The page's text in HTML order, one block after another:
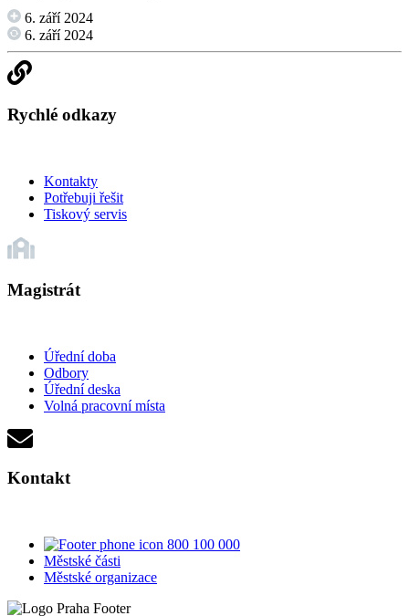
6. září 2024
6. září 2024
Rychlé odkazy
Kontakty
Potřebuji řešit
Tiskový servis
Magistrát
Úřední doba
Odbory
Úřední deska
Volná pracovní místa
Kontakt
800 100 000
Městské části
Městské organizace